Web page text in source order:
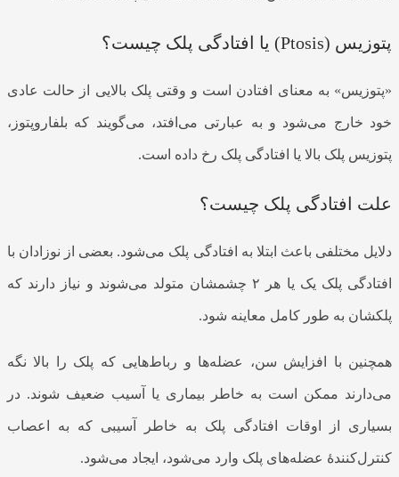
پتوزیس (Ptosis) یا افتادگی پلک چیست؟
«پتوزیس» به معنای افتادن است و وقتی پلک بالایی از حالت عادی
خود خارج می‌شود و به عبارتی می‌افتد، می‌گویند که بلفاروپتوز،
پتوزیس پلک بالا یا افتادگی پلک رخ داده است.
علت افتادگی پلک چیست؟
دلایل مختلفی باعث ابتلا به افتادگی پلک می‌شود. بعضی از نوزادان با
افتادگی پلک یک یا هر ۲ چشمشان متولد می‌شوند و نیاز دارند که
پلکشان به طور کامل معاینه شود.
همچنین با افزایش سن، عضله‌ها و رباط‌هایی که پلک را بالا نگه
می‌دارند ممکن است به خاطر بیماری یا آسیب ضعیف شوند. در
بسیاری از اوقات افتادگی پلک به خاطر آسیبی که به اعصاب
کنترل‌کنندۀ عضله‌های پلک وارد می‌شود، ایجاد می‌شود.